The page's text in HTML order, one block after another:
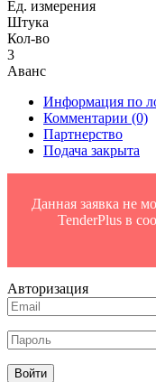
Ед. измерения
Штука
Кол-во
3
Аванс
Информация по
Комментарии (0)
Партнерство
Подача закрыта
Данная заявка не
TenderPlus в
Авторизация
Войти